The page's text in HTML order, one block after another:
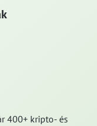
400+ kripto- és